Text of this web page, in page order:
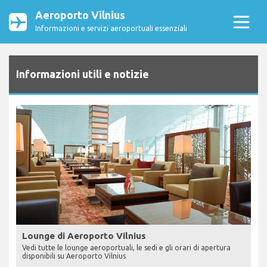
Aeroporto Vilnius
Informazioni e servizi aeroportuali essenziali
Informazioni utili e notizie
Lounge di Aeroporto Vilnius
Vedi tutte le lounge aeroportuali, le sedi e gli orari di apertura
disponibili su Aeroporto Vilnius